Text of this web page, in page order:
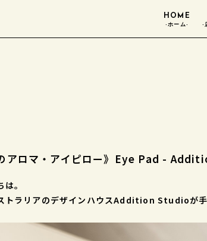
HOME
-ホーム- -
アロマ・アイピロー》Eye Pad -
。
トラリアのデザインハウスAddition Studioが手